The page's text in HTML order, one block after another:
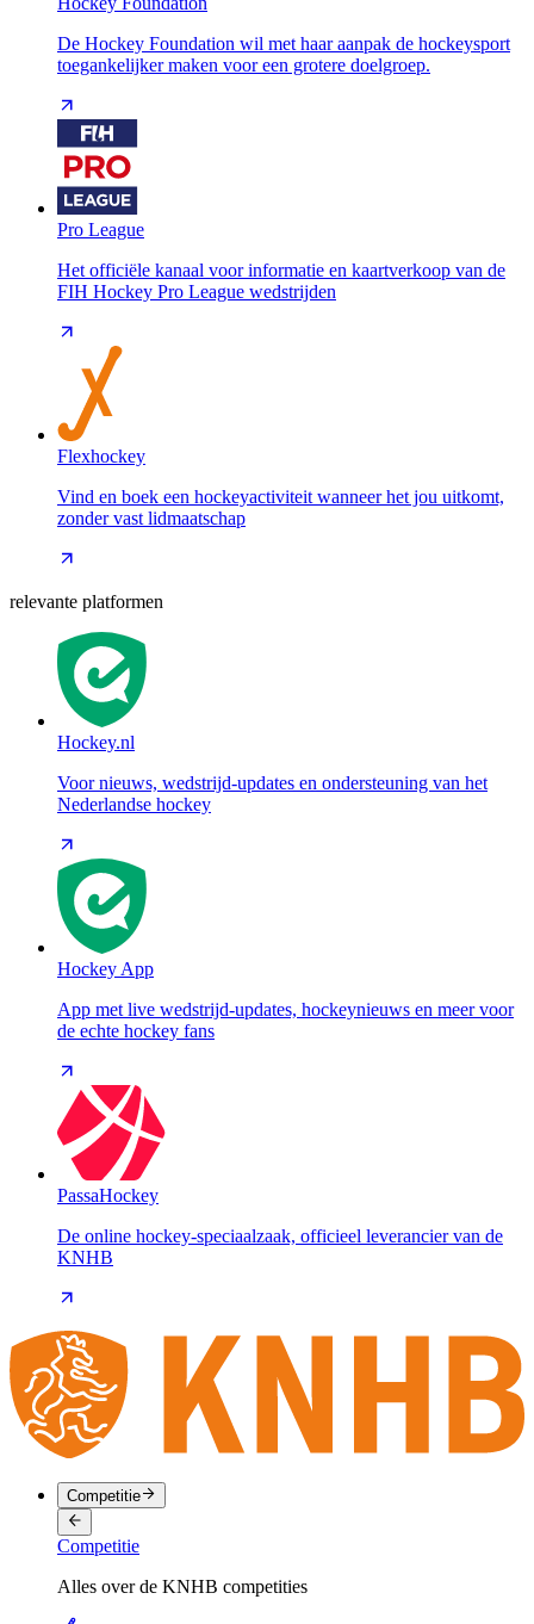
De Hockey Foundation wil met haar aanpak de hockeysport
toegankelijker maken voor een grotere doelgroep.
Pro League
Het officiële kanaal voor informatie en kaartverkoop van de
FIH Hockey Pro League wedstrijden
Flexhockey
Vind en boek een hockeyactiviteit wanneer het jou uitkomt,
zonder vast lidmaatschap
relevante platformen
Hockey.nl
Voor nieuws, wedstrijd-updates en ondersteuning van het
Nederlandse hockey
Hockey App
App met live wedstrijd-updates, hockeynieuws en meer voor
de echte hockey fans
PassaHockey
De online hockey-speciaalzaak, officieel leverancier van de
KNHB
Competitie
Competitie
Alles over de KNHB competities